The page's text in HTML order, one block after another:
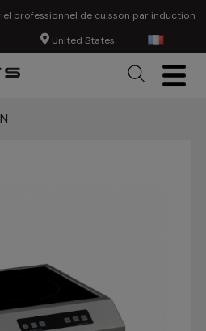
professionnel de cuisson par induction
United States